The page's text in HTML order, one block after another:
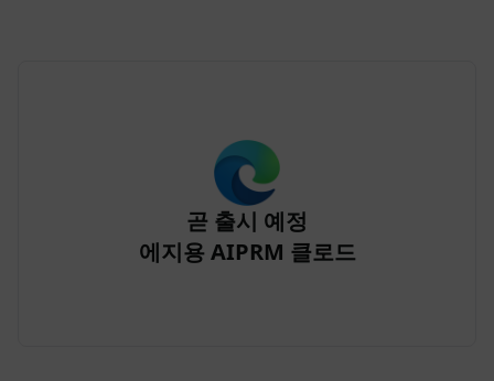
곧 출시 예정
에지용 AIPRM 클로드